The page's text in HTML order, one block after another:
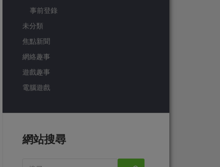
事前登錄
未分類
焦點新聞
網絡趣事
遊戲趣事
電腦遊戲
網站搜尋